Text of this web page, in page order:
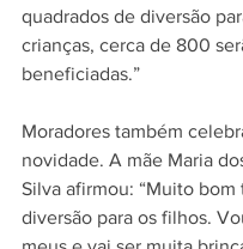
quadrados de diversão
crianças, cerca de 800
beneficiadas.”
Moradores também
novidade. A mãe Maria
Silva afirmou: “Muito bom
diversão para os filhos.